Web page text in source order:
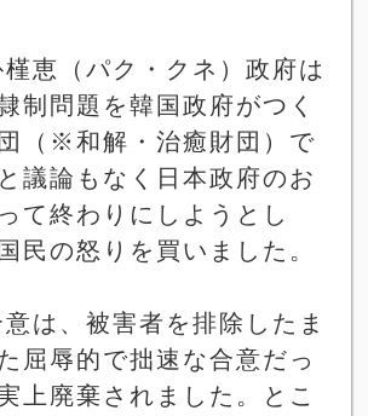
恵（パク・クネ）政府は
制問題を韓国政府がつく
（※和解・治癒財団）で
議論もなく日本政府のお
て終わりにしようとし
民の怒りを買いました。
は、被害者を排除したま
屈辱的で拙速な合意だっ
上廃棄されました。とこ